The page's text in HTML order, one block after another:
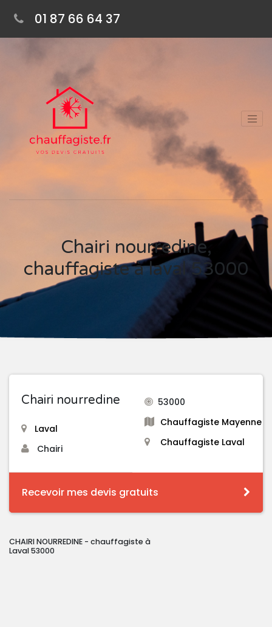
01 87 66 64 37
Chairi nourredine,
chauffagiste à laval 53000
Chairi nourredine
Laval
Chairi
53000
Chauffagiste Mayenne
Chauffagiste Laval
Recevoir mes devis gratuits
CHAIRI NOURREDINE - chauffagiste à
Laval 53000